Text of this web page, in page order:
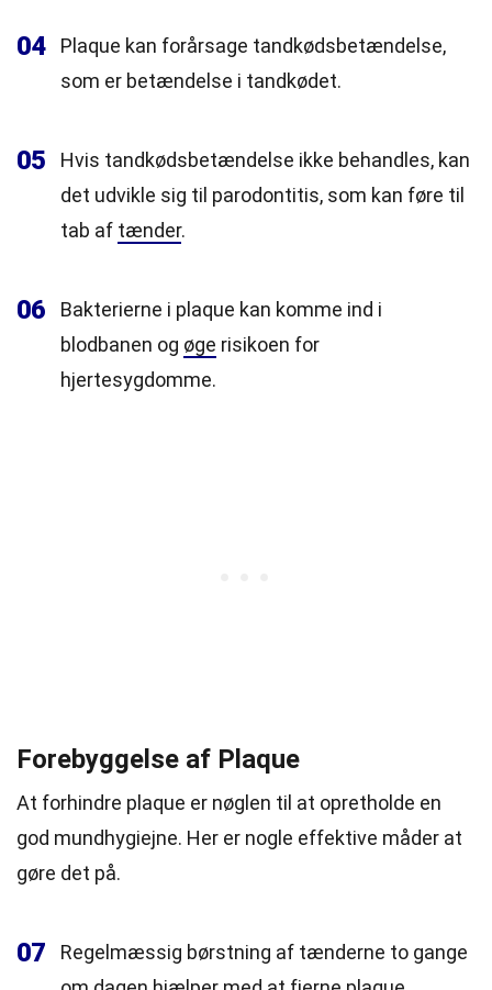
04
Plaque kan forårsage tandkødsbetændelse,
som er betændelse i tandkødet.
05
Hvis tandkødsbetændelse ikke behandles, kan
det udvikle sig til parodontitis, som kan føre til
tab af tænder.
06
Bakterierne i plaque kan komme ind i
blodbanen og øge risikoen for
hjertesygdomme.
Forebyggelse af Plaque
At forhindre plaque er nøglen til at opretholde en
god mundhygiejne. Her er nogle effektive måder at
gøre det på.
07
Regelmæssig børstning af tænderne to gange